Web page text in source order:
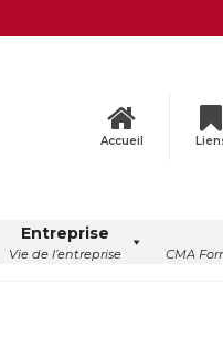
Accueil
Entreprise
Vie de l’entreprise CMA